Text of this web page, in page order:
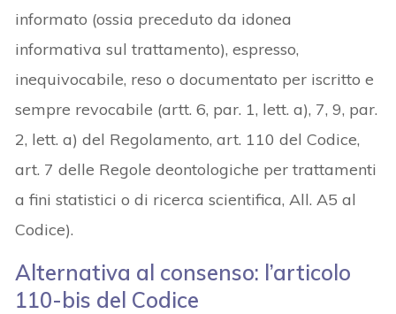
informato (ossia preceduto da idonea
informativa sul trattamento), espresso,
inequivocabile, reso o documentato per iscritto e
sempre revocabile (artt. 6, par. 1, lett. a), 7, 9, par.
2, lett. a) del Regolamento, art. 110 del Codice,
art. 7 delle Regole deontologiche per trattamenti
a fini statistici o di ricerca scientifica, All. A5 al
Codice).
Alternativa al consenso: l’articolo
110-bis del Codice